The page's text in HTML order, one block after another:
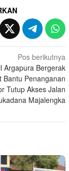
Pos berikutnya
Argapura Bergerak
Bantu Penanganan
Tutup Akses Jalan
Majalengka